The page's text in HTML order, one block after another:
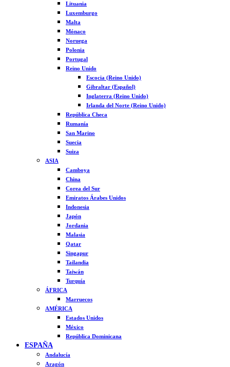
Lituania
Luxemburgo
Malta
Mónaco
Noruega
Polonia
Portugal
Reino Unido
Escocia (Reino Unido)
Gibraltar (Español)
Inglaterra (Reino Unido)
Irlanda del Norte (Reino Unido)
República Checa
Rumanía
San Marino
Suecia
Suiza
ASIA
Camboya
China
Corea del Sur
Emiratos Árabes Unidos
Indonesia
Japón
Jordania
Malasia
Qatar
Singapur
Tailandia
Taiwán
Turquía
ÁFRICA
Marruecos
AMÉRICA
Estados Unidos
México
República Dominicana
ESPAÑA
Andalucía
Aragón